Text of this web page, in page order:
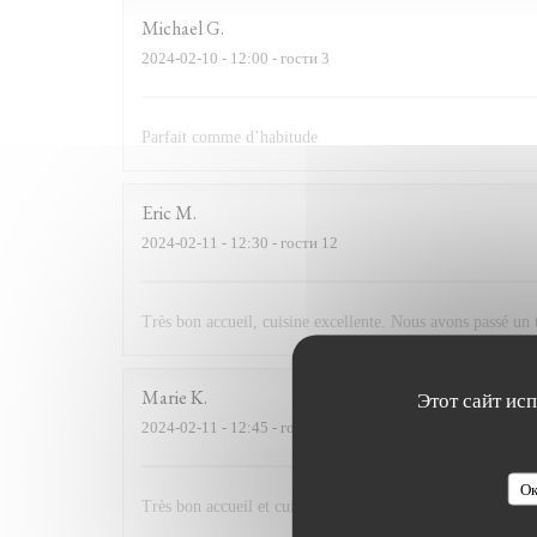
Этот сайт
MichaelG
2024-02-10 - 12:00 - гости 3
Parfait comme d’habitude
Eric M
2024-02-11 - 12:30 - гости 12
Très bon accueil, cuisine excellente. Nous avons passé un
MarieK
2024-02-11 - 12:45 - гости 2
Très bon accueil et cuisine excellente. Très bon rapport